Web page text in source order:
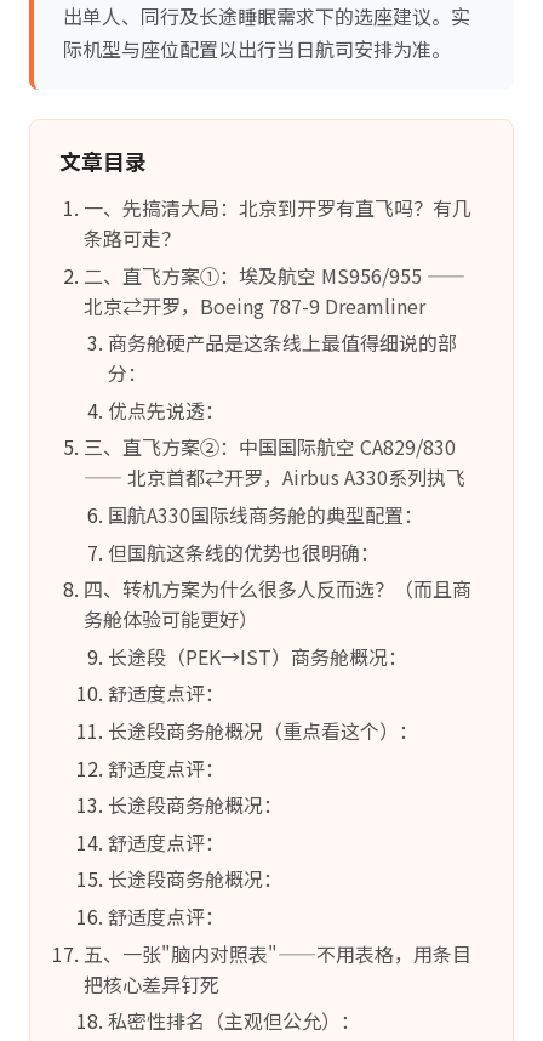
出单人、同行及长途睡眠需求下的选座建议。实
际机型与座位配置以出行当日航司安排为准。
文章目录
一、先搞清大局：北京到开罗有直飞吗？有几
条路可走？
二、直飞方案①：埃及航空 MS956/955 ——
北京⇄开罗，Boeing 787-9 Dreamliner
商务舱硬产品是这条线上最值得细说的部
分：
优点先说透：
三、直飞方案②：中国国际航空 CA829/830
—— 北京首都⇄开罗，Airbus A330系列执飞
国航A330国际线商务舱的典型配置：
但国航这条线的优势也很明确：
四、转机方案为什么很多人反而选？（而且商
务舱体验可能更好）
长途段（PEK→IST）商务舱概况：
舒适度点评：
长途段商务舱概况（重点看这个）：
舒适度点评：
长途段商务舱概况：
舒适度点评：
长途段商务舱概况：
舒适度点评：
五、一张"脑内对照表"——不用表格，用条目
把核心差异钉死
私密性排名（主观但公允）：